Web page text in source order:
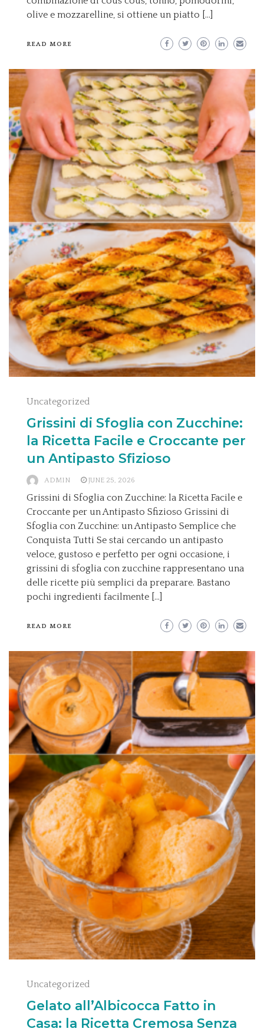
olive e mozzarelline, si ottiene un piatto […]
READ MORE
Uncategorized
Grissini di Sfoglia con Zucchine:
la Ricetta Facile e Croccante per
un Antipasto Sfizioso
ADMIN JUNE 25, 2026
Grissini di Sfoglia con Zucchine: la Ricetta Facile e
Croccante per un Antipasto Sfizioso Grissini di
Sfoglia con Zucchine: un Antipasto Semplice che
Conquista Tutti Se stai cercando un antipasto
veloce, gustoso e perfetto per ogni occasione, i
grissini di sfoglia con zucchine rappresentano una
delle ricette più semplici da preparare. Bastano
pochi ingredienti facilmente […]
READ MORE
Uncategorized
Gelato all’Albicocca Fatto in
Casa: la Ricetta Cremosa Senza